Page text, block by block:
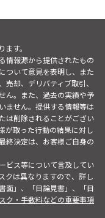
す。
情報源から提供されたもの
ついて意見を表明し、また
却、デリバティブ取引、
ん。また、過去の実績や予
ません。提供する情報等は
は削除されることがござい
が取った行動の結果に対し
終決定は、お客様ご自身の
ビス等について言及してい
クは異なりますので、詳し
面」、「目論見書」、「目
ク・手数料などの重要事項